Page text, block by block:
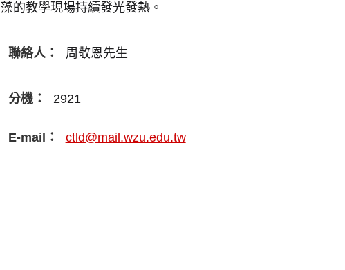
藻的教學現場持續發光發熱。
聯絡人： 周敬恩先生
分機： 2921
E-mail： ctld@mail.wzu.edu.tw